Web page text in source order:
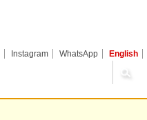
Instagram WhatsApp English